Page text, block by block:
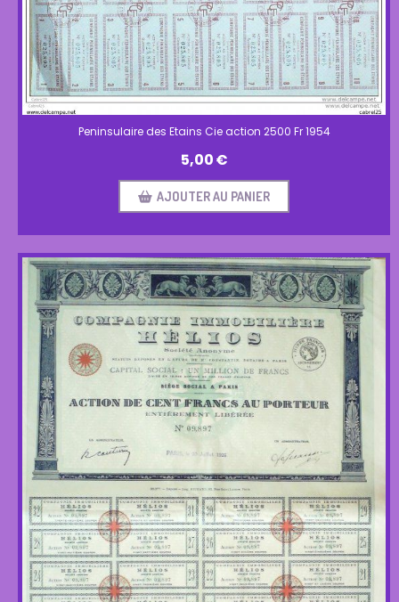
Peninsulaire des Etains Cie action 2500 Fr 1954
5,00€
AJOUTER AU PANIER